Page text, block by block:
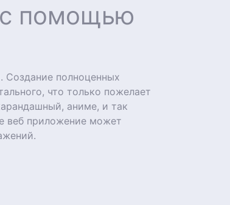
с помощью
Создание полноценных
что только пожелает
аниме, и так
веб приложение может